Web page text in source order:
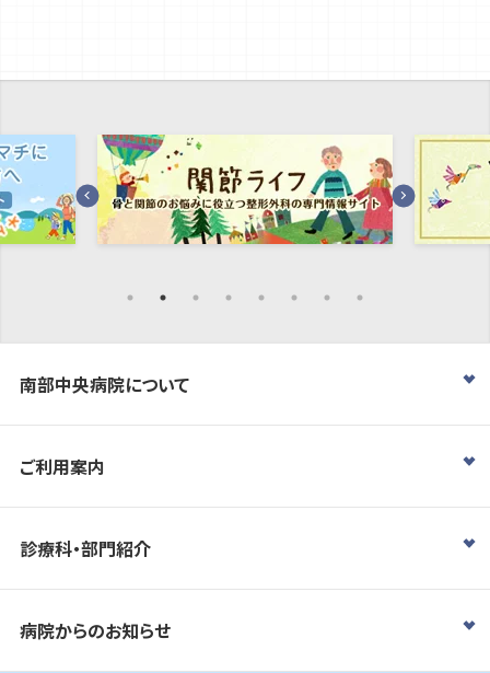
南部中央病院について
ご利用案内
診療科・部門紹介
病院からのお知らせ